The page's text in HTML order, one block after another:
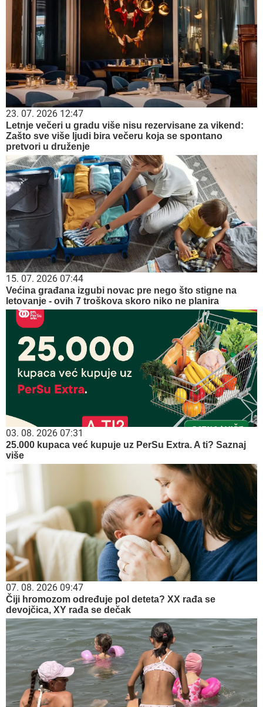
23. 07. 2026 12:47
Letnje večeri u gradu više nisu rezervisane za vikend:
Zašto sve više ljudi bira večeru koja se spontano
pretvori u druženje
15. 07. 2026 07:44
Većina građana izgubi novac pre nego što stigne na
letovanje - ovih 7 troškova skoro niko ne planira
03. 08. 2026 07:31
25.000 kupaca već kupuje uz PerSu Extra. A ti? Saznaj
više
07. 08. 2026 09:47
Čiji hromozom određuje pol deteta? XX rađa se
devojčica, XY rađa se dečak